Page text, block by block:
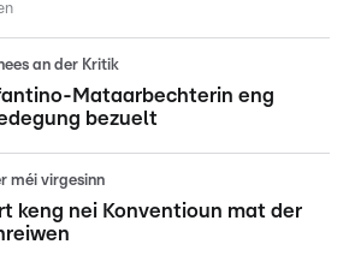
an der Kritik
Mataarbechterin eng
bezuelt
méi virgesinn
keng nei Konventioun mat der